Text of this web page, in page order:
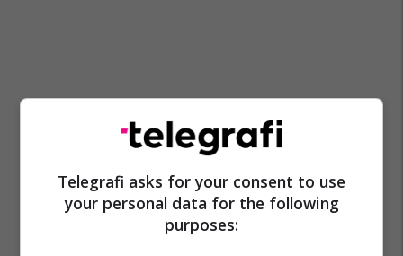
Telegrafi asks for your consent to use
your personal data for the following
purposes: